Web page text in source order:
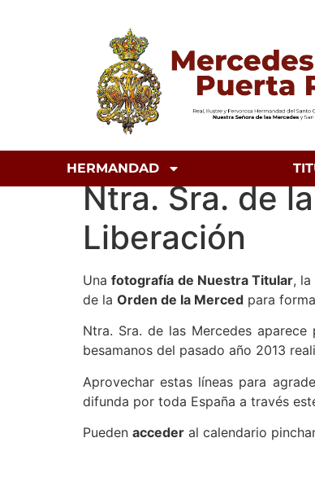
HERMANDAD
Ntra. Sra. de
Liberación
Una fotografía de Nuestra Titular,
de la Orden de la Merced para
Ntra. Sra. de las Mercedes aparece
besamanos del pasado año 2013
Aprovechar estas líneas para
difunda por toda España a través
Pueden acceder al calendario